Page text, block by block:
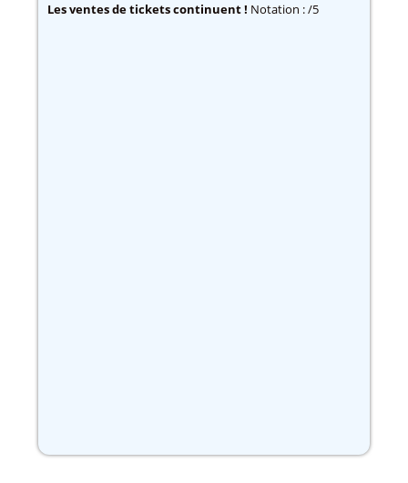
Les ventes de tickets continuent ! Notation : /5